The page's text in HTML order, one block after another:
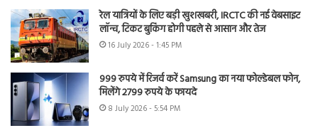
रेल यात्रियों के लिए बड़ी खुशखबरी, IRCTC की नई वेबसाइट
लॉन्च, टिकट बुकिंग होगी पहले से आसान और तेज
16 July 2026 - 1:45 PM
999 रुपये में रिजर्व करें Samsung का नया फोल्डेबल फोन,
मिलेंगे 2799 रुपये के फायदे
8 July 2026 - 5:54 PM